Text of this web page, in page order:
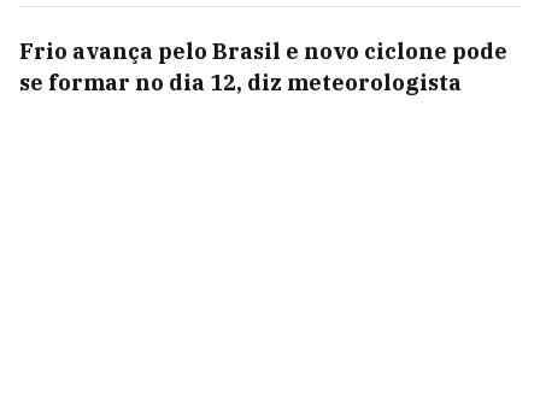
Frio avança pelo Brasil e novo ciclone pode
se formar no dia 12, diz meteorologista